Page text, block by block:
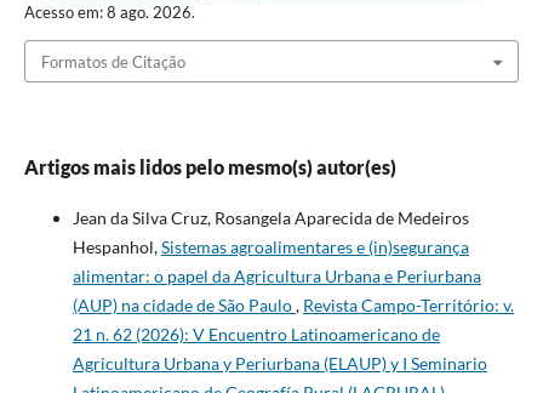
Acesso em: 8 ago. 2026.
Formatos de Citação
Artigos mais lidos pelo mesmo(s) autor(es)
Jean da Silva Cruz, Rosangela Aparecida de Medeiros
Hespanhol,Sistemas agroalimentares e (in)segurança
alimentar: o papel da Agricultura Urbana e Periurbana
(AUP) na cidade de São Paulo, Revista Campo-Território: v.
21 n. 62 (2026): V Encuentro Latinoamericano de
Agricultura Urbana y Periurbana (ELAUP) y I Seminario